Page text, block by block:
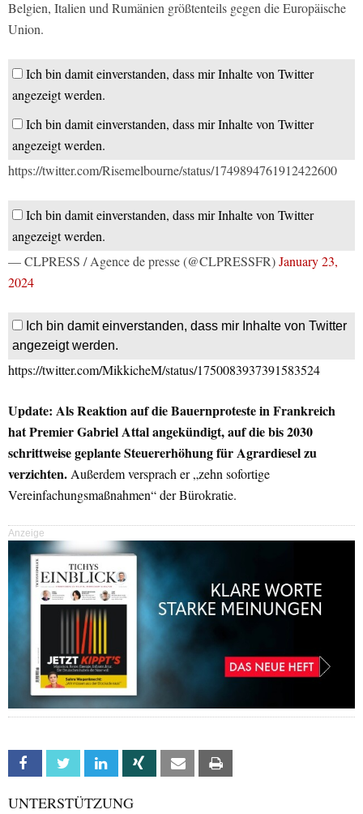
Belgien, Italien und Rumänien größtenteils gegen die Europäische
Union.
Ich bin damit einverstanden, dass mir Inhalte von Twitter
angezeigt werden.
Ich bin damit einverstanden, dass mir Inhalte von Twitter
angezeigt werden.
https://twitter.com/Risemelbourne/status/1749894761912422600
Ich bin damit einverstanden, dass mir Inhalte von Twitter
angezeigt werden.
— CLPRESS / Agence de presse (@CLPRESSFR)January 23,
2024
Ich bin damit einverstanden, dass mir Inhalte von Twitter
angezeigt werden.
https://twitter.com/MikkicheM/status/1750083937391583524
Update: Als Reaktion auf die Bauernproteste in Frankreich
hat Premier Gabriel Attal angekündigt, auf die bis 2030
schrittweise geplante Steuererhöhung für Agrardiesel zu
verzichten.Außerdem versprach er „zehn sofortige
Vereinfachungsmaßnahmen“ der Bürokratie.
Anzeige
Facebook Twitter Linkedin Xing Email
UNTERSTÜTZUNG